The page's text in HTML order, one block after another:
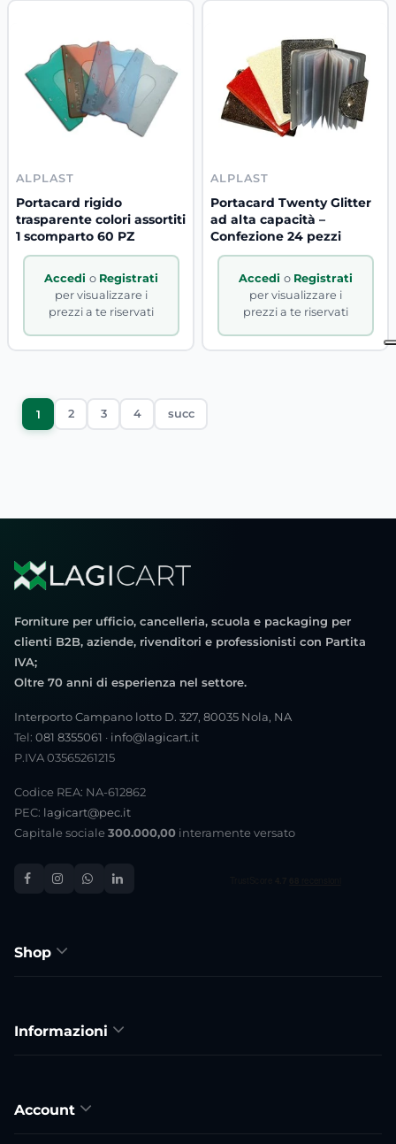
ALPLAST
Portacard rigido
trasparente colori assortiti
1 scomparto 60 PZ
Accedi o Registrati
per visualizzare i
prezzi a te riservati
ALPLAST
Portacard Twenty Glitter
ad alta capacità –
Confezione 24 pezzi
Accedi o Registrati
per visualizzare i
prezzi a te riservati
1 2 3 4 succ
Forniture per ufficio, cancelleria, scuola e packaging per
clienti B2B, aziende, rivenditori e professionisti con Partita
IVA;
Oltre 70 anni di esperienza nel settore.
Interporto Campano lotto D. 327, 80035 Nola, NA
Tel: 081 8355061 · info@lagicart.it
P.IVA 03565261215
Codice REA: NA-612862
PEC: lagicart@pec.it
Capitale sociale 300.000,00 interamente versato
Shop
Informazioni
Account